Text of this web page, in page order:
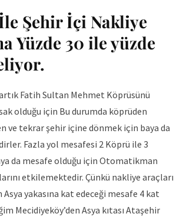
Şehir İçi Nakliye
Yüzde 30 ile yüzde
Fatih Sultan Mehmet Köprüsünü
olduğu için Bu durumda köprüden
ve tekrar şehir içine dönmek için baya da
Fazla yol mesafesi 2 Köprü ile 3
da mesafe olduğu için Otomatikman
etkilemektedir. Çünkü nakliye araçları
Asya yakasına kat edeceği mesafe 4 kat
Mecidiyeköy’den Asya kıtası Ataşehir